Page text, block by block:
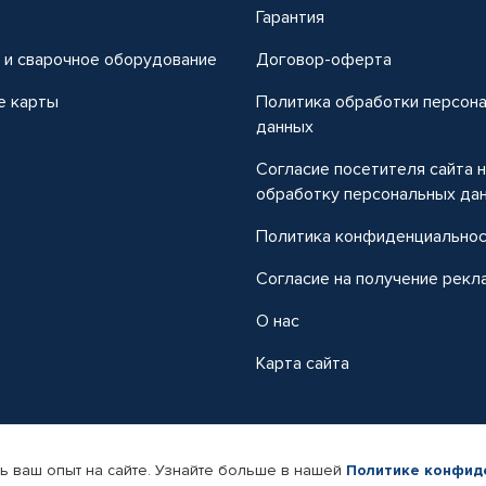
сварочное оборудование
карты
Гарантия
Договор-оферта
Политика обработки
данных
Согласие посетителя сайта
обработку персональных
Политика
Согласие на получение
О нас
Карта сайта
автомобильных товаров Автопрофи.
опыт на сайте. Узнайте больше в нашей Политике